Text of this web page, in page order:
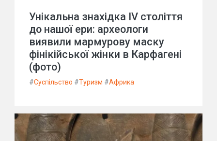
Унікальна знахідка IV століття
до нашої ери: археологи
виявили мармурову маску
фінікійської жінки в Карфагені
(фото)
#Суспільство #Туризм #Африка